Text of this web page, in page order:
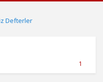
Defterler
1